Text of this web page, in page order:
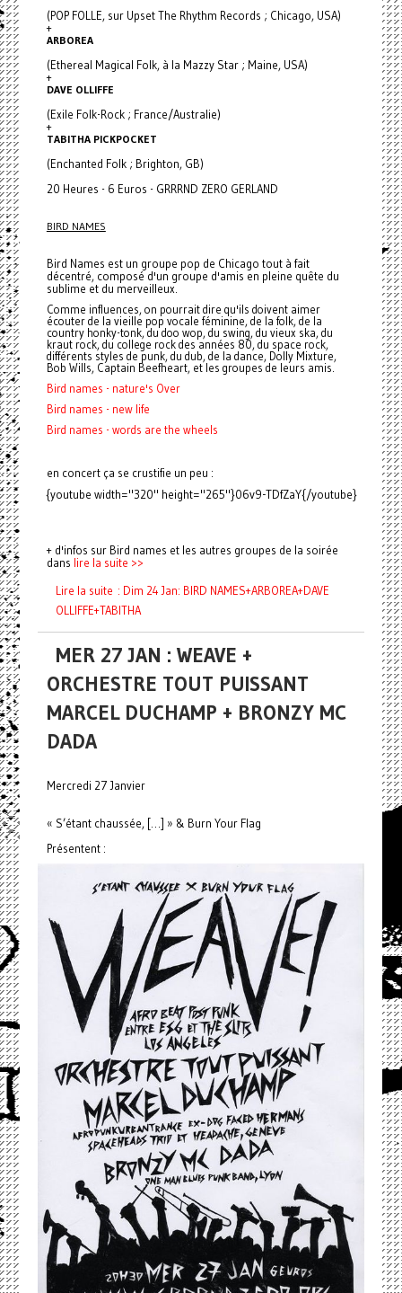
(POP FOLLE, sur Upset The Rhythm Records ; Chicago, USA)
+
ARBOREA
(Ethereal Magical Folk, à la Mazzy Star ; Maine, USA)
+
DAVE OLLIFFE
(Exile Folk-Rock ; France/Australie)
+
TABITHA PICKPOCKET
(Enchanted Folk ; Brighton, GB)
20 Heures - 6 Euros - GRRRND ZERO GERLAND
BIRD NAMES
Bird Names est un groupe pop de Chicago tout à fait
décentré, composé d'un groupe d'amis en pleine quête du
sublime et du merveilleux.
Comme influences, on pourrait dire qu'ils doivent aimer
écouter de la vieille pop vocale féminine, de la folk, de la
country honky-tonk, du doo wop, du swing, du vieux ska, du
kraut rock, du college rock des années 80, du space rock,
différents styles de punk, du dub, de la dance, Dolly Mixture,
Bob Wills, Captain Beefheart, et les groupes de leurs amis.
Bird names - nature's Over
Bird names - new life
Bird names - words are the wheels
en concert ça se crustifie un peu :
{youtube width="320" height="265"}06v9-TDfZaY{/youtube}
+ d'infos sur Bird names et les autres groupes de la soirée
dans lire la suite >>
Lire la suite : Dim 24 Jan: BIRD NAMES+ARBOREA+DAVE
OLLIFFE+TABITHA
MER 27 JAN : WEAVE +
ORCHESTRE TOUT PUISSANT
MARCEL DUCHAMP + BRONZY MC
DADA
Mercredi 27 Janvier
« S’étant chaussée, […] » & Burn Your Flag
Présentent :